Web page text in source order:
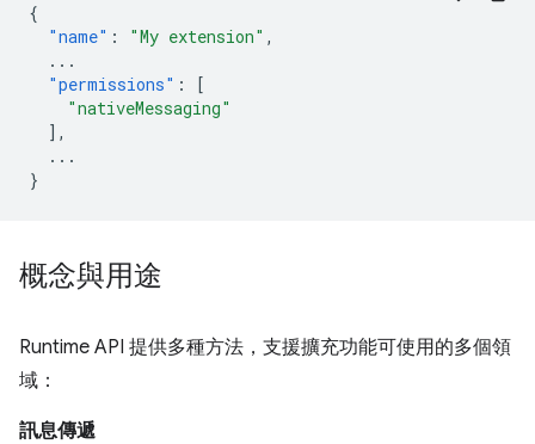
{
"name" : "My extension" ,
...
"permissions" :
[
"nativeMessaging"
],
...
}
概念與用途
Runtime API 提供多種方法，支援擴充功能可使用的多個領
域：
訊息傳遞